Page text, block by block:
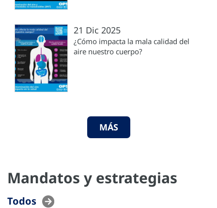
21 Dic 2025
¿Cómo impacta la mala calidad del
aire nuestro cuerpo?
MÁS
Mandatos y estrategias
Todos